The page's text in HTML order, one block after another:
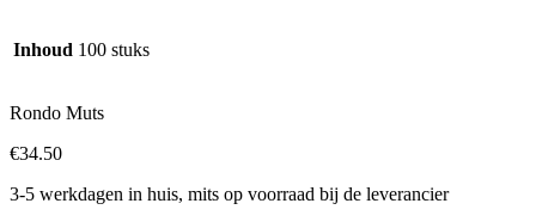
Inhoud 100 stuks
Rondo Muts
€34.50
3-5 werkdagen in huis, mits op voorraad bij de leverancier